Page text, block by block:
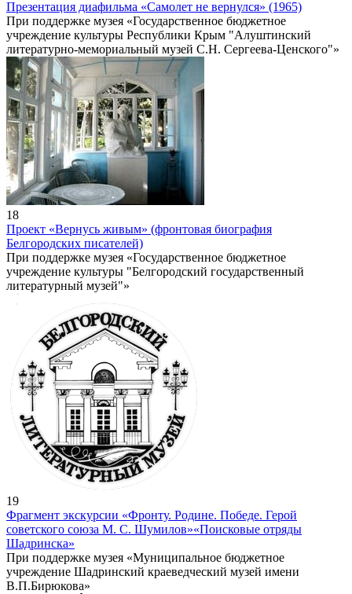
Презентация диафильма «Самолет не вернулся» (1965)
При поддержке музея «Государственное бюджетное
учреждение культуры Республики Крым "Алуштинский
литературно-мемориальный музей С.Н. Сергеева-Ценского"»
18
Проект «Вернусь живым» (фронтовая биография
Белгородских писателей)
При поддержке музея «Государственное бюджетное
учреждение культуры "Белгородский государственный
литературный музей"»
19
Фрагмент экскурсии «Фронту. Родине. Победе. Герой
советского союза М. С. Шумилов»«Поисковые отряды
Шадринска»
При поддержке музея «Муниципальное бюджетное
учреждение Шадринский краеведческий музей имени
В.П.Бирюкова»